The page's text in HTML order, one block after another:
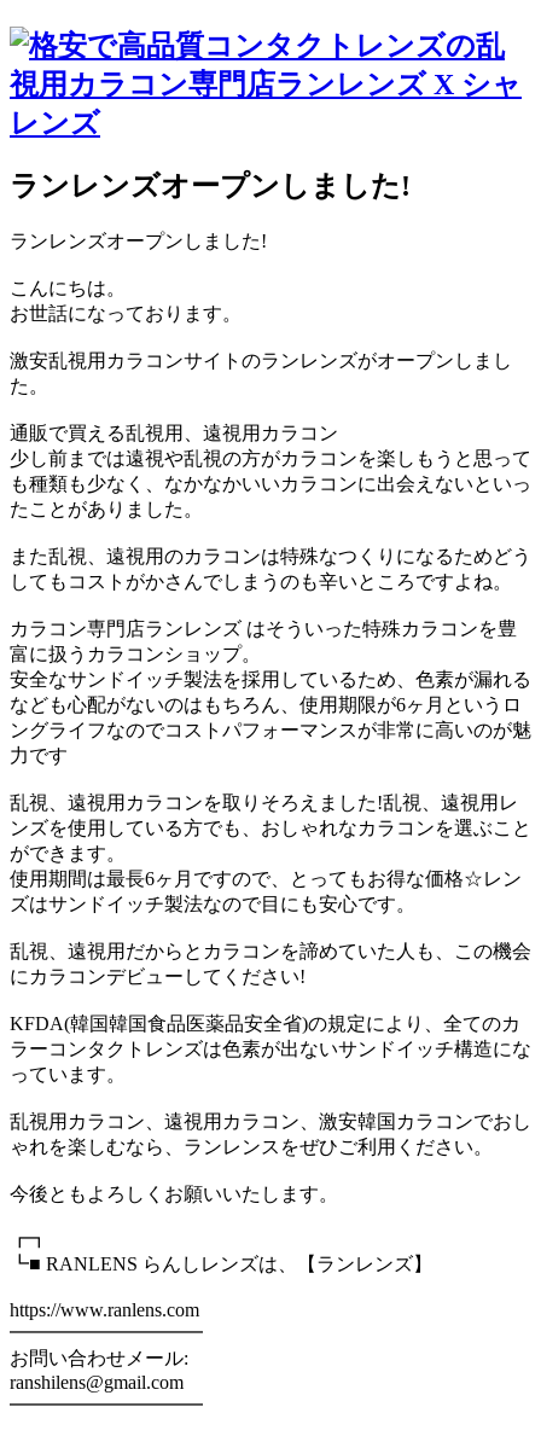
ランレンズオープンしました!
ランレンズオープンしました!
こんにちは。
お世話になっております。
激安乱視用カラコンサイトのランレンズがオープンしまし
た。
通販で買える乱視用、遠視用カラコン
少し前までは遠視や乱視の方がカラコンを楽しもうと思って
も種類も少なく、なかなかいいカラコンに出会えないといっ
たことがありました。
また乱視、遠視用のカラコンは特殊なつくりになるためどう
してもコストがかさんでしまうのも辛いところですよね。
カラコン専門店ランレンズ はそういった特殊カラコンを豊
富に扱うカラコンショップ。
安全なサンドイッチ製法を採用しているため、色素が漏れる
なども心配がないのはもちろん、使用期限が6ヶ月というロ
ングライフなのでコストパフォーマンスが非常に高いのが魅
力です
乱視、遠視用カラコンを取りそろえました!乱視、遠視用レ
ンズを使用している方でも、おしゃれなカラコンを選ぶこと
ができます。
使用期間は最長6ヶ月ですので、とってもお得な価格☆レン
ズはサンドイッチ製法なので目にも安心です。
乱視、遠視用だからとカラコンを諦めていた人も、この機会
にカラコンデビューしてください!
KFDA(韓国韓国食品医薬品安全省)の規定により、全てのカ
ラーコンタクトレンズは色素が出ないサンドイッチ構造にな
っています。
乱視用カラコン、遠視用カラコン、激安韓国カラコンでおし
ゃれを楽しむなら、ランレンスをぜひご利用ください。
今後ともよろしくお願いいたします。
┏┓
┗■ RANLENS らんしレンズは、【ランレンズ】
https://www.ranlens.com
━━━━━━━━━━
お問い合わせメール:
ranshilens@gmail.com
━━━━━━━━━━